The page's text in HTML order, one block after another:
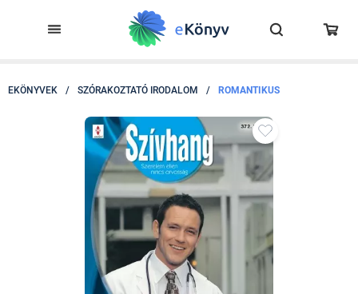
EKÖNYVEK / SZÓRAKOZTATÓ IRODALOM / ROMANTIKUS